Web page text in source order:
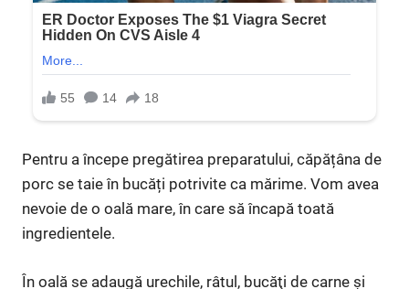
Pentru a începe pregătirea preparatului, căpățâna de
porc se taie în bucăți potrivite ca mărime. Vom avea
nevoie de o oală mare, în care să încapă toată
ingredientele.
În oală se adaugă urechile, râtul, bucăţi de carne şi